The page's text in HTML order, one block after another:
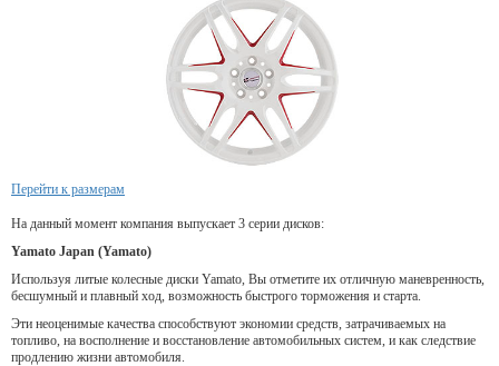
Перейти к размерам
На данный момент компания выпускает 3 серии дисков:
Yamato Japan (Yamato)
Используя литые колесные диски Yamato, Вы отметите их отличную маневренность,
бесшумный и плавный ход, возможность быстрого торможения и старта.
Эти неоценимые качества способствуют экономии средств, затрачиваемых на
топливо, на восполнение и восстановление автомобильных систем, и как следствие
продлению жизни автомобиля.